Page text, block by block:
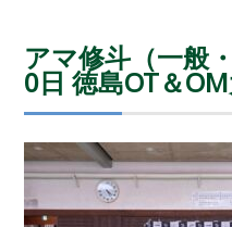
アマ修斗（一般
0日 徳島OT＆